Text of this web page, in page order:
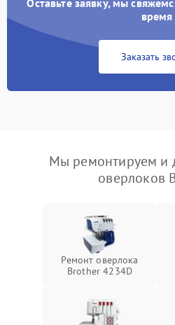
время
Заказать
Мы ремонтируем и
оверлоков
Ремонт оверлока
Brother 4234D